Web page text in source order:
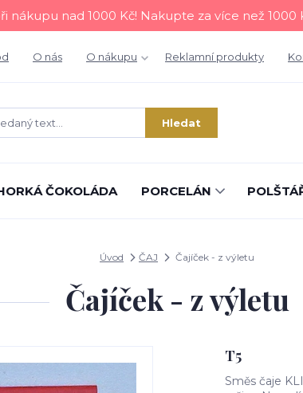
nákupu nad 1000 Kč! Nakupte za více než 1000
O nás O nákupu Reklamní produkty
Hledat
ČOKOLÁDA PORCELÁN
Úvod ČAJ Čajíček - z výletu
Čajíček - z výletu
T5
Směs čaje